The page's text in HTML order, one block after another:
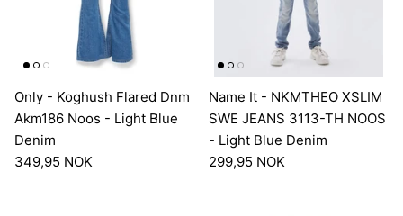
Only - Koghush Flared Dnm
Akm186 Noos - Light Blue
Denim
349,95 NOK
Name It - NKMTHEO XSLIM
SWE JEANS 3113-TH NOOS
- Light Blue Denim
299,95 NOK